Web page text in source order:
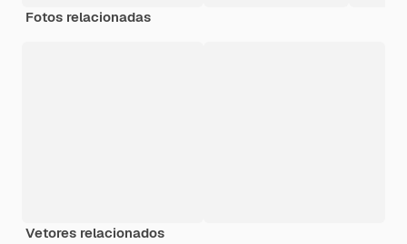
Fotos relacionadas
Vetores relacionados